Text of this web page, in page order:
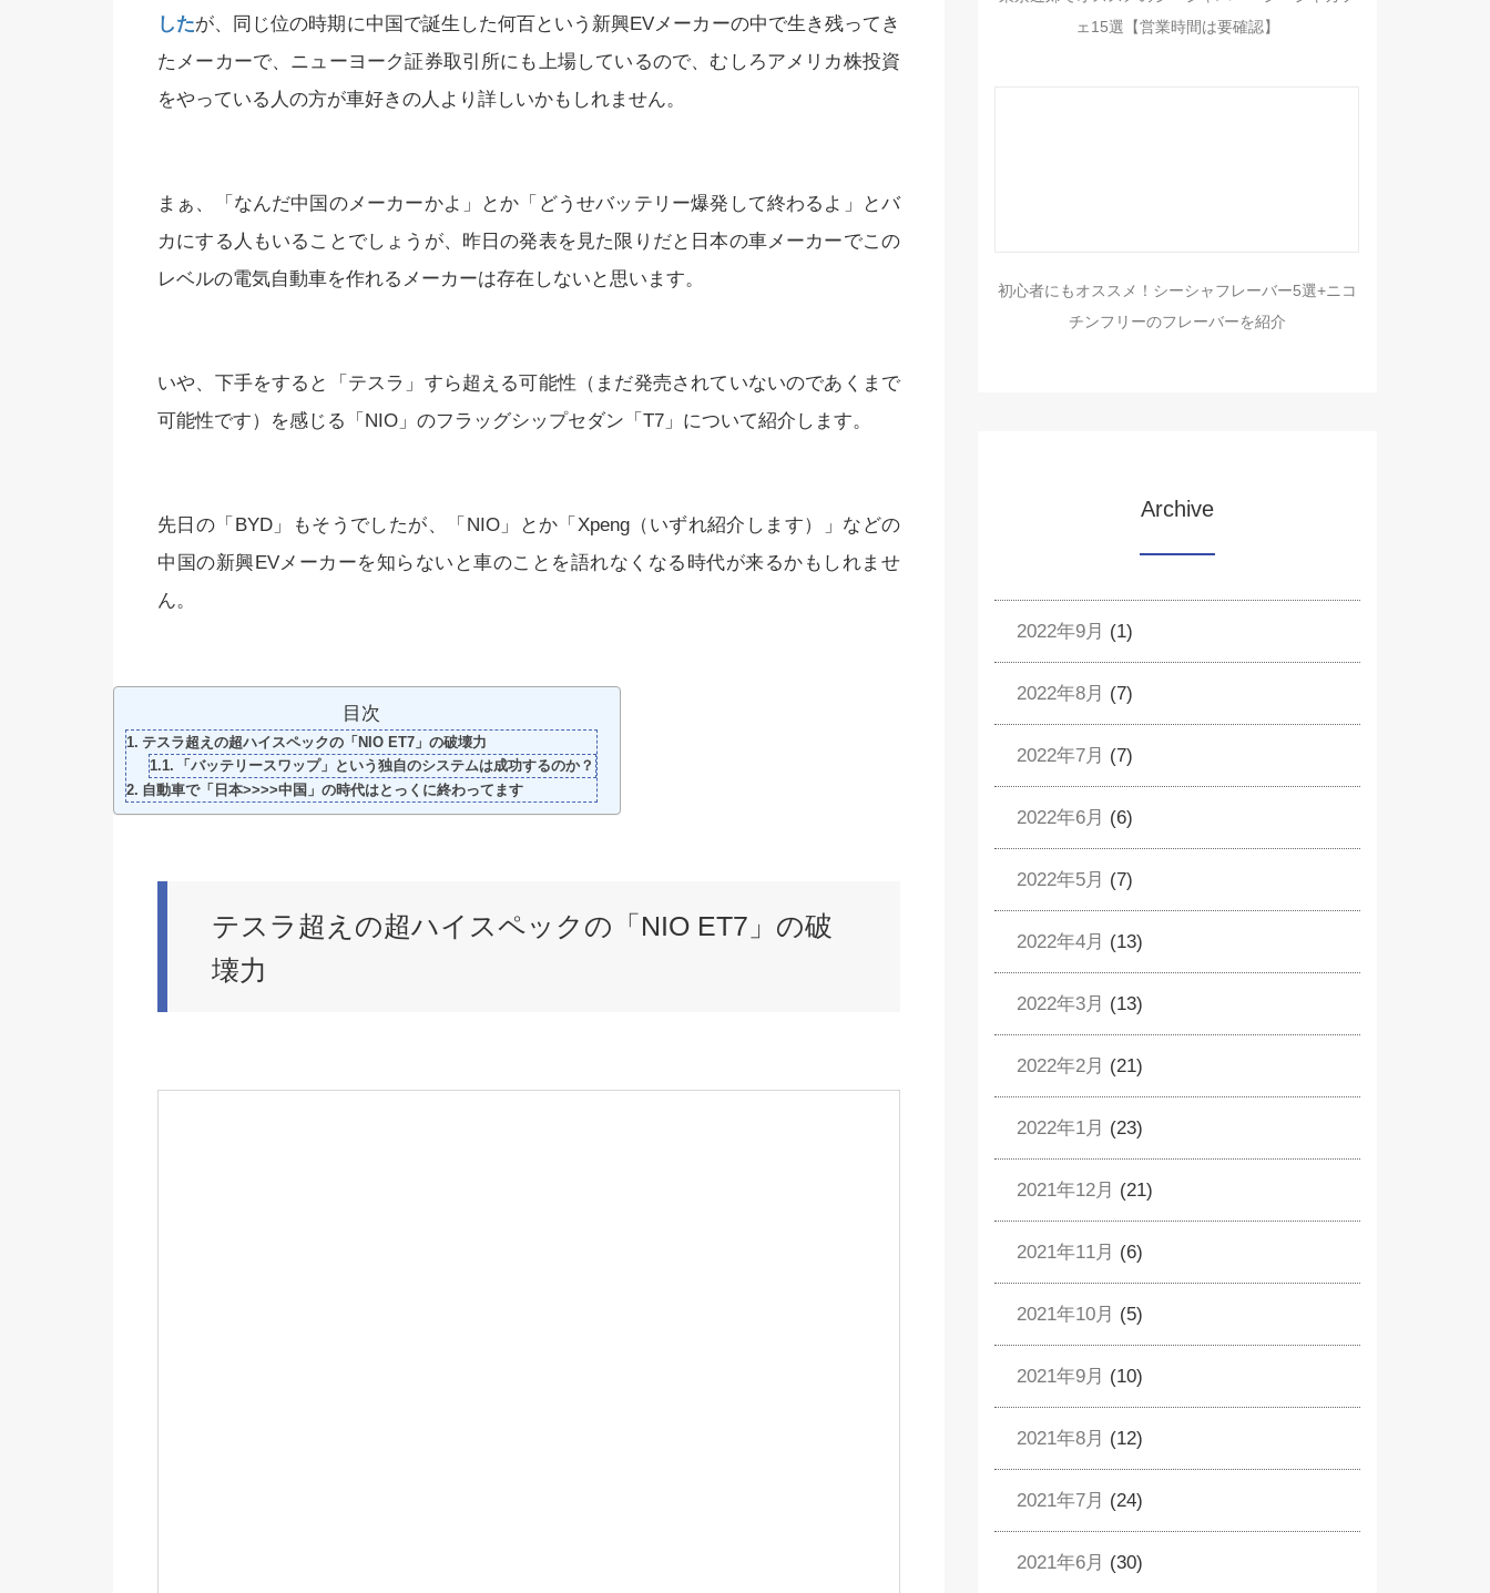
したが、同じ位の時期に中国で誕生した何百という新興EVメーカーの中で生き残ってき
たメーカーで、ニューヨーク証券取引所にも上場しているので、むしろアメリカ株投資
をやっている人の方が車好きの人より詳しいかもしれません。
まぁ、「なんだ中国のメーカーかよ」とか「どうせバッテリー爆発して終わるよ」とバ
カにする人もいることでしょうが、昨日の発表を見た限りだと日本の車メーカーでこの
レベルの電気自動車を作れるメーカーは存在しないと思います。
いや、下手をすると「テスラ」すら超える可能性（まだ発売されていないのであくまで
可能性です）を感じる「NIO」のフラッグシップセダン「T7」について紹介します。
先日の「BYD」もそうでしたが、「NIO」とか「Xpeng（いずれ紹介します）」などの
中国の新興EVメーカーを知らないと車のことを語れなくなる時代が来るかもしれませ
ん。
目次
テスラ超えの超ハイスペックの「NIO ET7」の破壊力
「バッテリースワップ」という独自のシステムは成功するのか？
自動車で「日本>>>>中国」の時代はとっくに終わってます
テスラ超えの超ハイスペックの「NIO ET7」の破
壊力
ェ15選【営業時間は要確認】
初心者にもオススメ！シーシャフレーバー5選+ニコ
チンフリーのフレーバーを紹介
Archive
2022年9月 (1)
2022年8月 (7)
2022年7月 (7)
2022年6月 (6)
2022年5月 (7)
2022年4月 (13)
2022年3月 (13)
2022年2月 (21)
2022年1月 (23)
2021年12月 (21)
2021年11月 (6)
2021年10月 (5)
2021年9月 (10)
2021年8月 (12)
2021年7月 (24)
2021年6月 (30)